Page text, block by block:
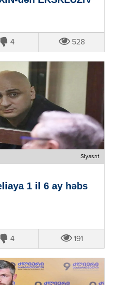
4 528
Siyasət
1 il 6 ay həbs
4 191